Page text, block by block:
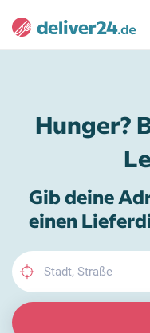
Hunger?
Gib deine
einen